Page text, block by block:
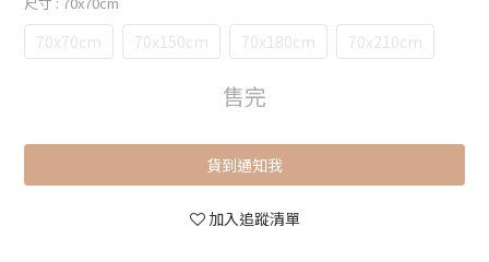
70x70cm 70x150cm 70x180cm 70x210cm
售完
貨到通知我
加入追蹤清單